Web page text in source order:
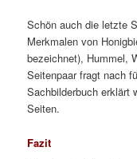
Schön auch die letzte
Merkmalen von
bezeichnet), Hummel,
Seitenpaar fragt nach
Sachbilderbuch erklärt
Seiten.
Fazit